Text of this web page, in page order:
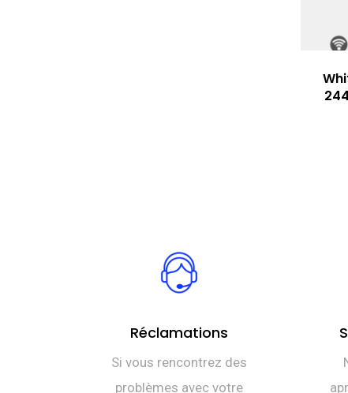
Réclamations
Si vous rencontrez des
problèmes avec votre